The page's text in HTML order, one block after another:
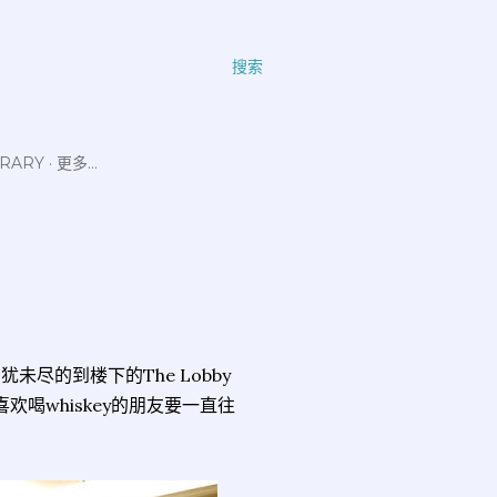
搜索
更多…
未尽的到楼下的The Lobby
欢喝whiskey的朋友要一直往